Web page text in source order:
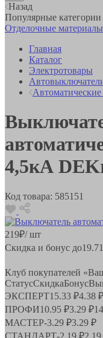
Назад
Популярные категории
Отделочные материалы
Главная
Каталог
Электротовары
4,5кА
Код товара: 585151
219₽/ шт
Скидка и бонус до19.71
Клуб покупателей
СтатусСкидкаБонус
ЭКСПЕРТ15.33 ₽4.38 ₽
ПРОФИ10.95 ₽3.29 ₽
МАСТЕР-3.29 ₽3.29 ₽
СТАНДАРТ-2.19 ₽